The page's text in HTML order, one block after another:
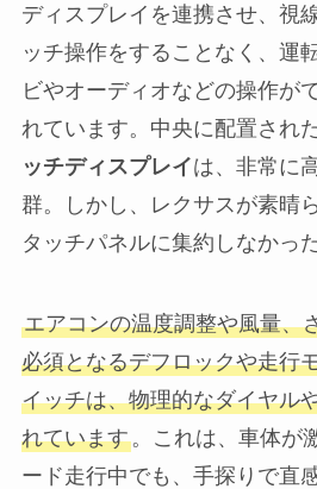
ディスプレイを連携させ、視
ッチ操作をすることなく、運
ビやオーディオなどの操作が
れています。中央に配置され
ッチディスプレイは、非常に
群。しかし、レクサスが素晴
タッチパネルに集約しなかっ
エアコンの温度調整や風量、
必須となるデフロックや走行
イッチは、物理的なダイヤル
れています。これは、車体が
ード走行中でも、手探りで直